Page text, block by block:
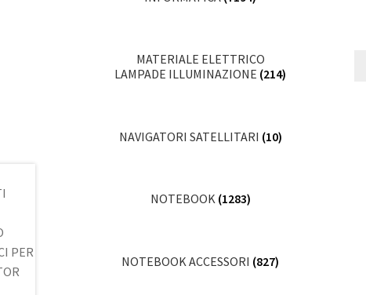
MATERIALE ELETTRICO
LAMPADE ILLUMINAZIONE (214)
NAVIGATORI SATELLITARI (10)
NOTEBOOK (1283)
NOTEBOOK ACCESSORI (827)